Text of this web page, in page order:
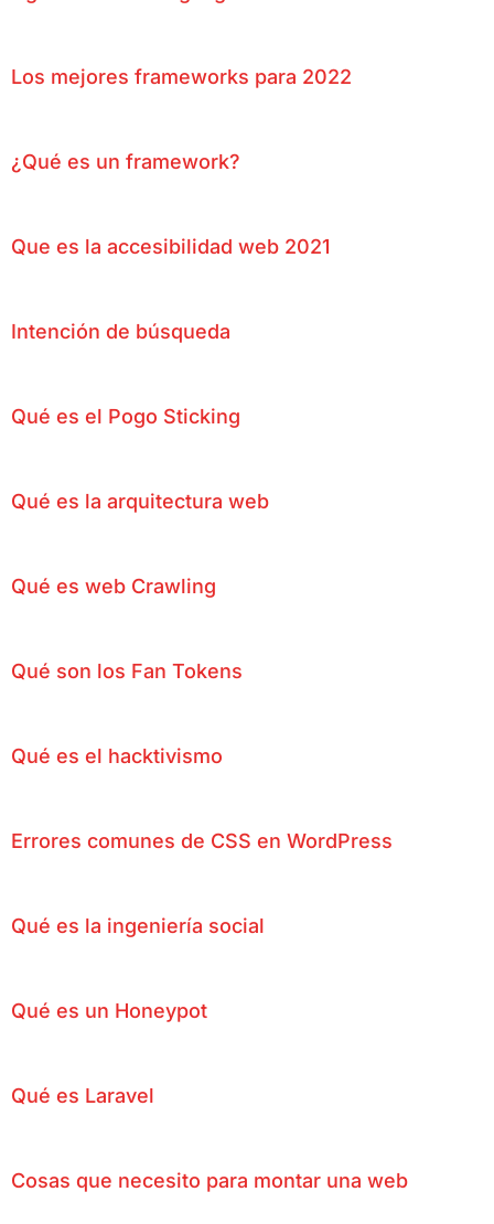
Los mejores frameworks para 2022
¿Qué es un framework?
Que es la accesibilidad web 2021
Intención de búsqueda
Qué es el Pogo Sticking
Qué es la arquitectura web
Qué es web Crawling
Qué son los Fan Tokens
Qué es el hacktivismo
Errores comunes de CSS en WordPress
Qué es la ingeniería social
Qué es un Honeypot
Qué es Laravel
Cosas que necesito para montar una web